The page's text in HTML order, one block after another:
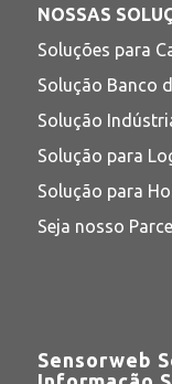
NOSSAS
Soluções para
Solução Banco
Solução
Solução para
Solução para
Seja nosso
Sensorweb